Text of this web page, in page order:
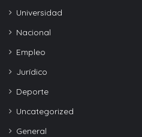
Universidad
Nacional
Empleo
Jurídico
Deporte
Uncategorized
General